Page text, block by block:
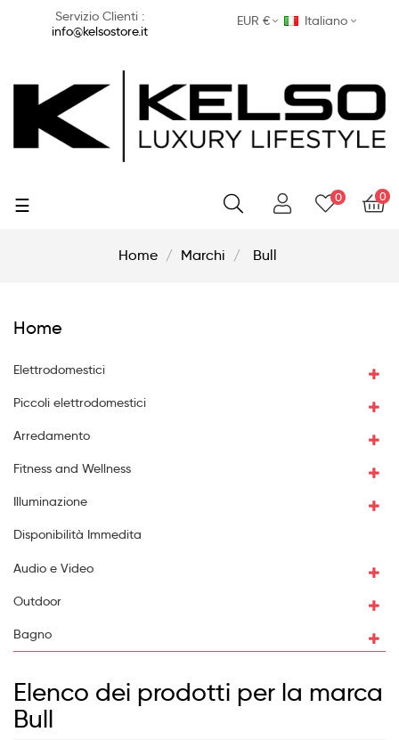
Servizio Clienti :
info@kelsostore.it
EUR € Italiano
0
0
navigazione
☰
Home Marchi Bull
Home
Elettrodomestici
Piccoli elettrodomestici
Arredamento
Fitness and Wellness
Illuminazione
Disponibilità Immedita
Audio e Video
Outdoor
Bagno
Elenco dei prodotti per la marca
Bull